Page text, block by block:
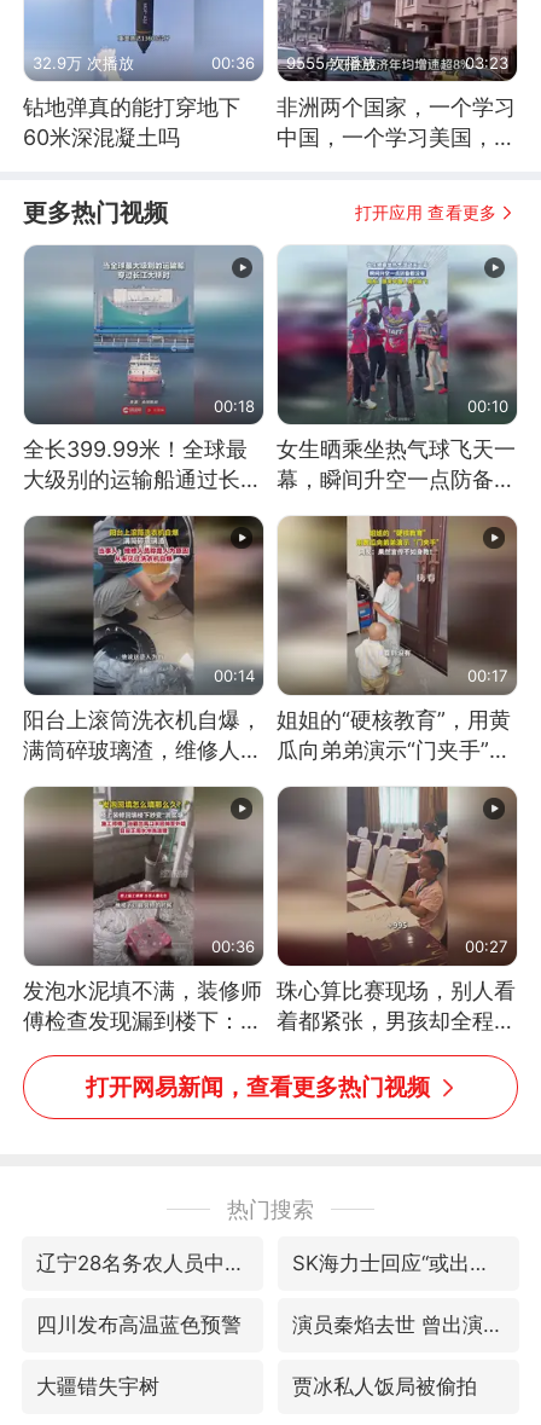
32.9万 次播放 00:36
钻地弹真的能打穿地下
60米深混凝土吗
9555 次播放 03:23
非洲两个国家，一个学习
中国，一个学习美国，结
更多热门视频 打开应用 查看更多
00:18
全长399.99米！全球最
大级别的运输船通过长江
00:10
女生晒乘坐热气球飞天一
幕，瞬间升空一点防备都
00:14
阳台上滚筒洗衣机自爆，
满筒碎玻璃渣，维修人员
洗衣机自爆
00:17
姐姐的“硬核教育”，用黄
瓜向弟弟演示“门夹手”，
00:36
发泡水泥填不满，装修师
傅检查发现漏到楼下：出
风口未延伸到外墙
00:27
珠心算比赛现场，别人看
着都紧张，男孩却全程气
定神闲、从容作答，最终
拿下冠军。网友：这淡定
的样子，一看就是有实
打开网易新闻，查看更多热门视频
热门搜索
辽宁28名务农人员中暑死亡？官方辟谣 SK海力士回应“或出售重庆工厂”传闻
四川发布高温蓝色预警 演员秦焰去世 曾出演《狂飙》
大疆错失宇树 贾冰私人饭局被偷拍